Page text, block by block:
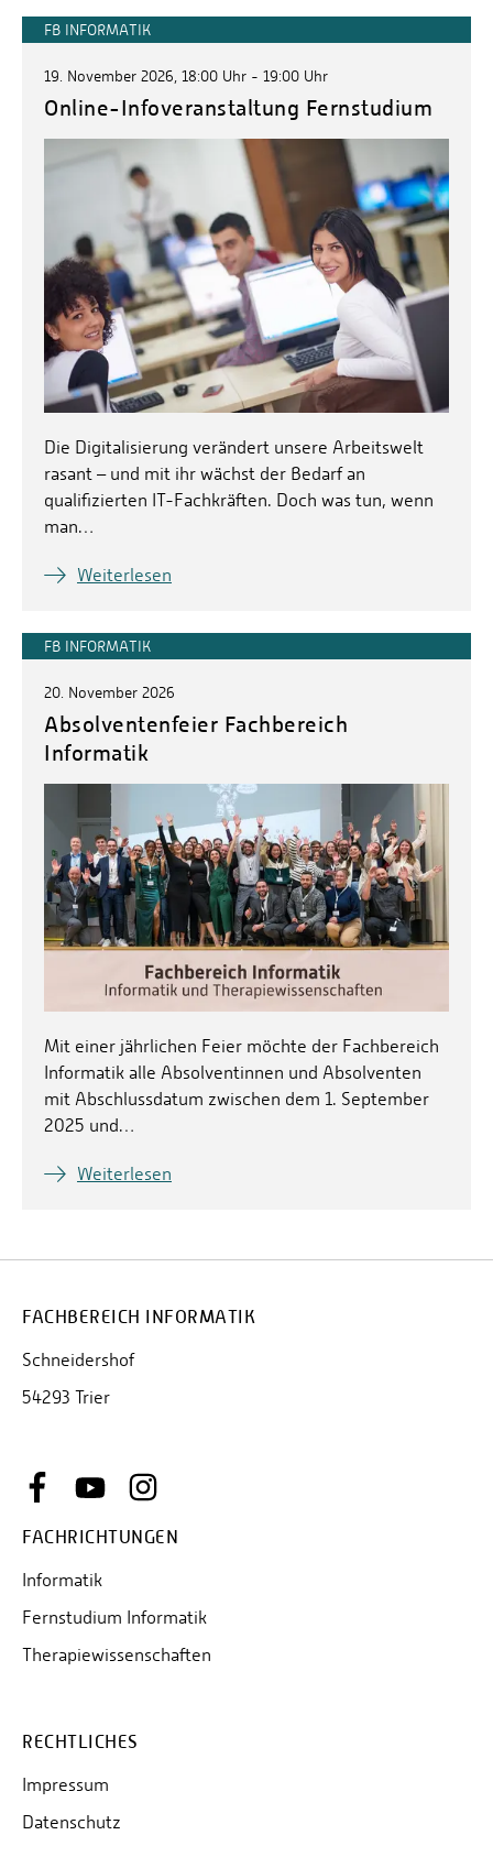
FB INFORMATIK
19. November 2026, 18:00 Uhr - 19:00 Uhr
Online-Infoveranstaltung Fernstudium
Die Digitalisierung verändert unsere Arbeitswelt
rasant – und mit ihr wächst der Bedarf an
qualifizierten IT-Fachkräften. Doch was tun, wenn
man…
Weiterlesen
FB INFORMATIK
20. November 2026
Absolventenfeier Fachbereich
Informatik
Mit einer jährlichen Feier möchte der Fachbereich
Informatik alle Absolventinnen und Absolventen
mit Abschlussdatum zwischen dem 1. September
2025 und…
Weiterlesen
FACHBEREICH INFORMATIK
Schneidershof
54293 Trier
FACHRICHTUNGEN
Informatik
Fernstudium Informatik
Therapiewissenschaften
RECHTLICHES
Impressum
Datenschutz